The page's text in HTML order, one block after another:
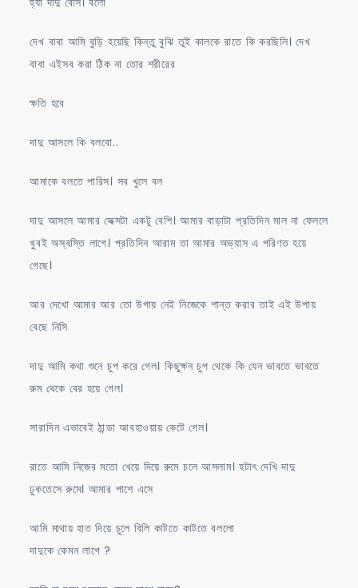
দেখ বাবা আমি বুড়ি হয়েছি কিন্তু বুঝি তুই কালকে রাতে কি করছিলি। দেখ
বাবা এইসব করা ঠিক না তোর শরীরের
ক্ষতি হবে
দাদু আসলে কি বলবো..
আমাকে বলতে পারিস। সব খুলে বল
দাদু আসলে আমার সেক্সটা একটু বেশি। আমার বাড়াটা প্রতিদিন মাল না ফেললে
খুবই অস্বস্তি লাগে। প্রতিদিন আরাম তা আমার অভ্যাস এ পরিণত হয়ে
গেছে।
আর দেখো আমার আর তো উপায় নেই নিজেকে শান্ত করার তাই এই উপায়
বেছে নিসি
দাদু আমি কথা শুনে চুপ করে গেল। কিছুক্ষন চুপ থেকে কি যেন ভাবতে ভাবতে
রুম থেকে বের হয়ে গেল।
সারাদিন এভাবেই ঠান্ডা আবহাওয়ায় কেটে গেল।
রাতে আমি নিজের মতো খেয়ে দিয়ে রুমে চলে আসলাম। হটাৎ দেখি দাদু
ঢুকতেসে রুমে। আমার পাশে এসে
আমি মাথায় হাত দিয়ে চুলে বিলি কাটতে কাটতে বললো
দাদুকে কেমন লাগে ?